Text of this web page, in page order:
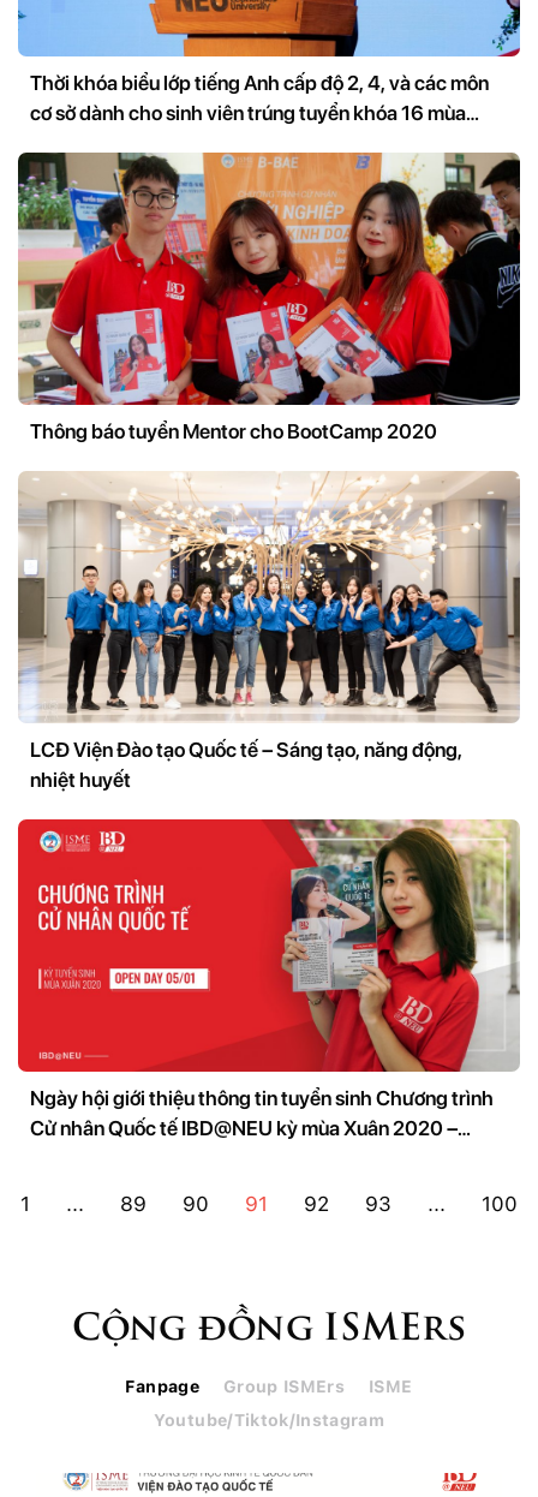
Thời khóa biểu lớp tiếng Anh cấp độ 2, 4, và các môn
cơ sở dành cho sinh viên trúng tuyển khóa 16 mùa
Thông báo tuyển Mentor cho BootCamp 2020
LCĐ Viện Đào tạo Quốc tế – Sáng tạo, năng động,
nhiệt huyết
Ngày hội giới thiệu thông tin tuyển sinh Chương trình
Cử nhân Quốc tế IBD@NEU kỳ mùa Xuân 2020 –
1
... 89 90 91 92 93 ... 100
Cộng đồng ISMErs
Fanpage Group ISMErs
ISME
Youtube/Tiktok/Instagram